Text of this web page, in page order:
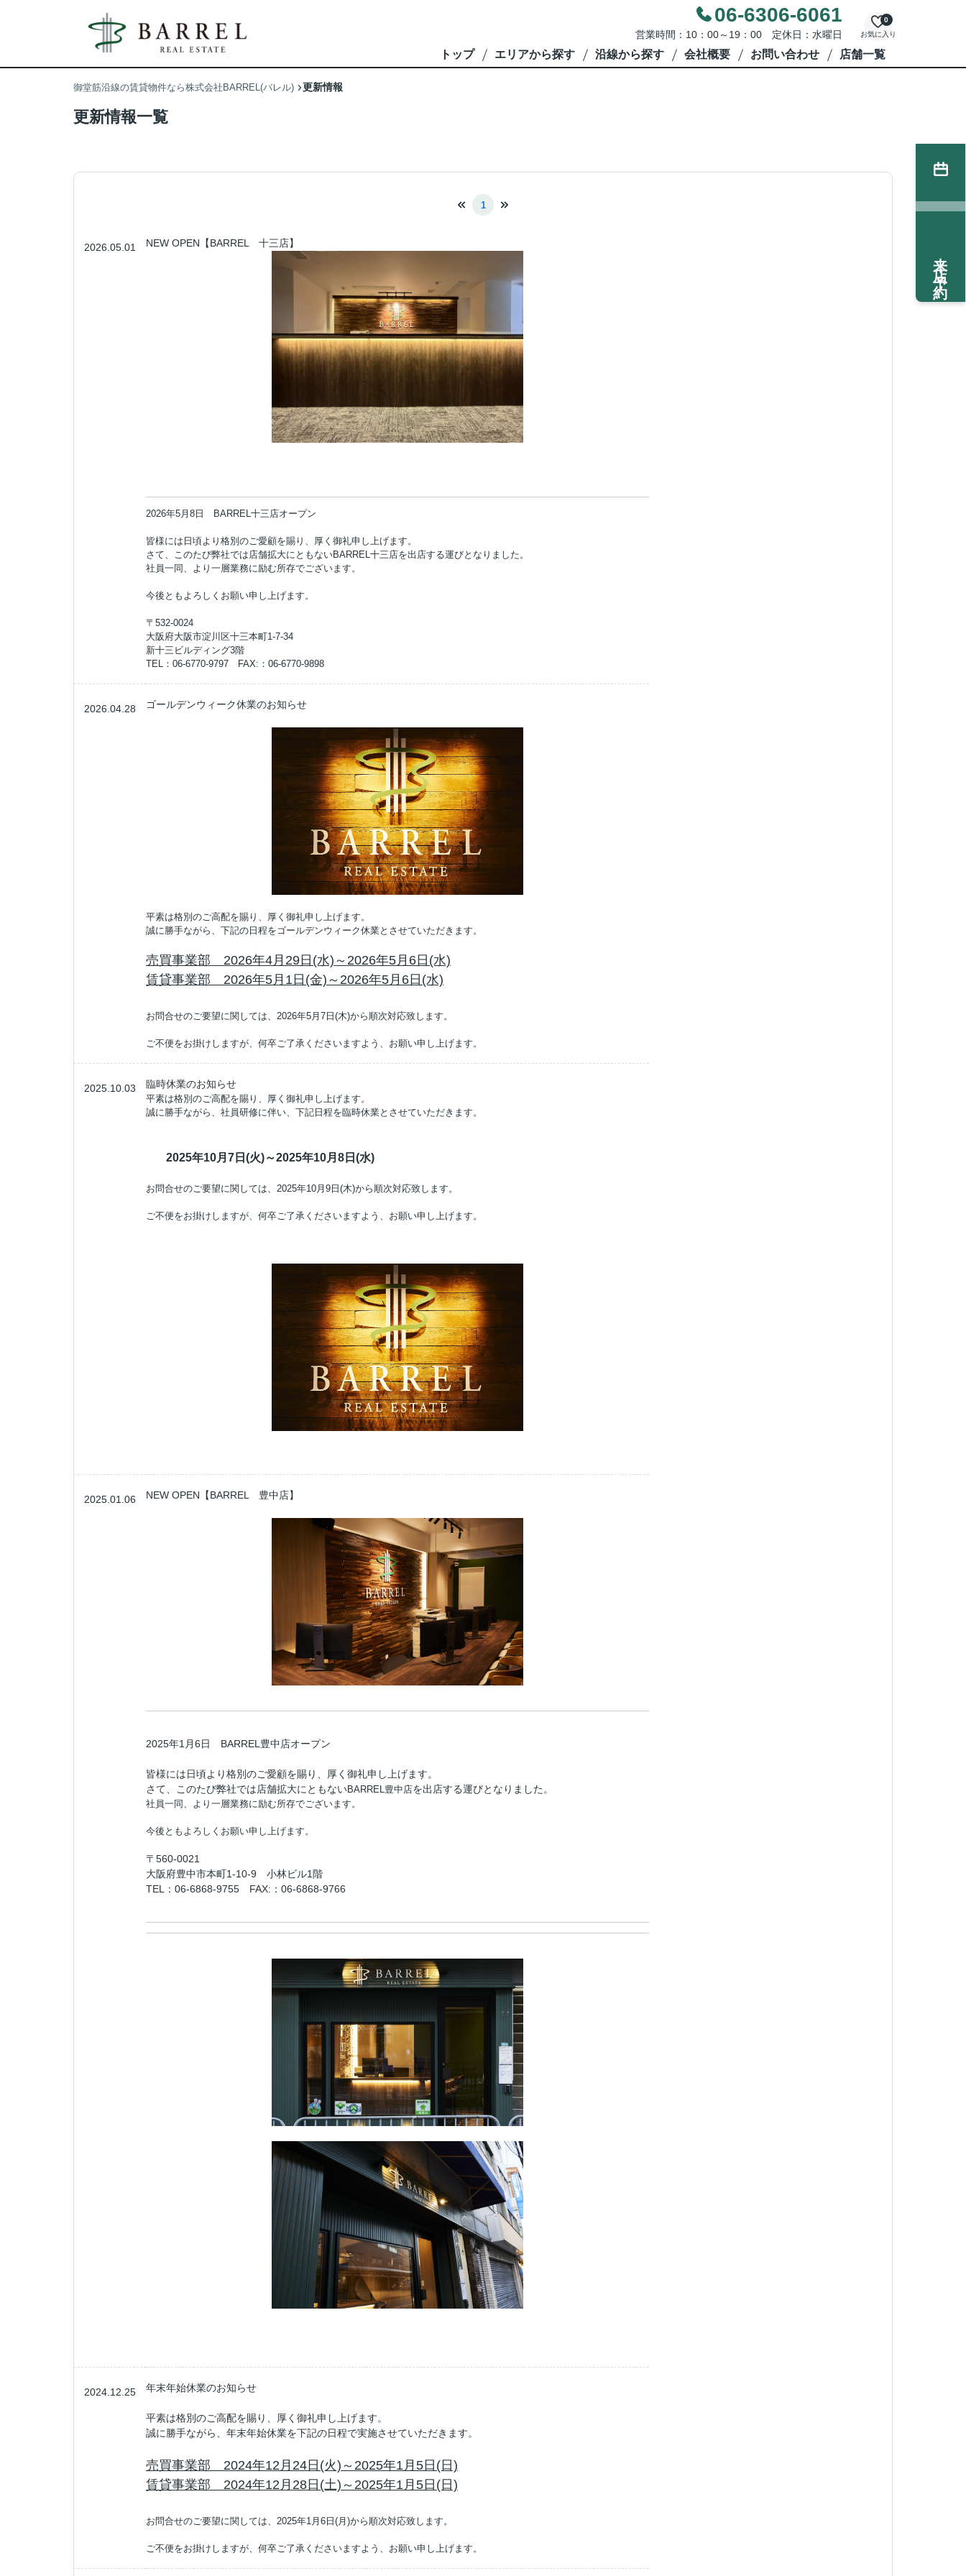
06-6306-6061
営業時間：10：00～19：00 定休日：水曜日 お気に入り
0
トップ エリアから探す 沿線から探す 会社概要 お問い合わせ 店舗一覧
御堂筋沿線の賃貸物件なら株式会社BARREL(バレル) 更新情報
更新情報一覧
1
2026.05.01 NEW OPEN【BARREL 十三店】
2026年5月8日 BARREL十三店オープン
皆様には日頃より格別のご愛顧を賜り、厚く御礼申し上げます。
さて、このたび弊社では店舗拡大にともないBARREL十三店を出店する運びとなりました。
社員一同、より一層業務に励む所存でございます。
今後ともよろしくお願い申し上げます。
〒532-0024
大阪府大阪市淀川区十三本町1-7-34
新十三ビルディング3階
TEL：06-6770-9797 FAX:：06-6770-9898
2026.04.28 ゴールデンウィーク休業のお知らせ
平素は格別のご高配を賜り、厚く御礼申し上げます。
誠に勝手ながら、下記の日程をゴールデンウィーク休業とさせていただきます。
売買事業部 2026年4月29日(水)～2026年5月6日(水)
賃貸事業部 2026年5月1日(金)～2026年5月6日(水)
お問合せのご要望に関しては、2026年5月7日(木)から順次対応致します。
ご不便をお掛けしますが、何卒ご了承くださいますよう、お願い申し上げます。
2025.10.03 臨時休業のお知らせ
平素は格別のご高配を賜り、厚く御礼申し上げます。
誠に勝手ながら、社員研修に伴い、下記日程を臨時休業とさせていただきます。
2025年10月7日(火)～2025年10月8日(水)
お問合せのご要望に関しては、2025年10月9日(木)から順次対応致します。
ご不便をお掛けしますが、何卒ご了承くださいますよう、お願い申し上げます。
2025.01.06 NEW OPEN【BARREL 豊中店】
2025年1月6日 BARREL豊中店オープン
皆様には日頃より格別のご愛顧を賜り、厚く御礼申し上げます。
さて、このたび弊社では店舗拡大にともないBARREL豊中店を出店する運びとなりました。
社員一同、より一層業務に励む所存でございます。
今後ともよろしくお願い申し上げます。
〒560-0021
大阪府豊中市本町1-10-9 小林ビル1階
TEL：06-6868-9755 FAX:：06-6868-9766
2024.12.25 年末年始休業のお知らせ
平素は格別のご高配を賜り、厚く御礼申し上げます。
誠に勝手ながら、年末年始休業を下記の日程で実施させていただきます。
売買事業部 2024年12月24日(火)～2025年1月5日(日)
賃貸事業部 2024年12月28日(土)～2025年1月5日(日)
お問合せのご要望に関しては、2025年1月6日(月)から順次対応致します。
ご不便をお掛けしますが、何卒ご了承くださいますよう、お願い申し上げます。
来店予約